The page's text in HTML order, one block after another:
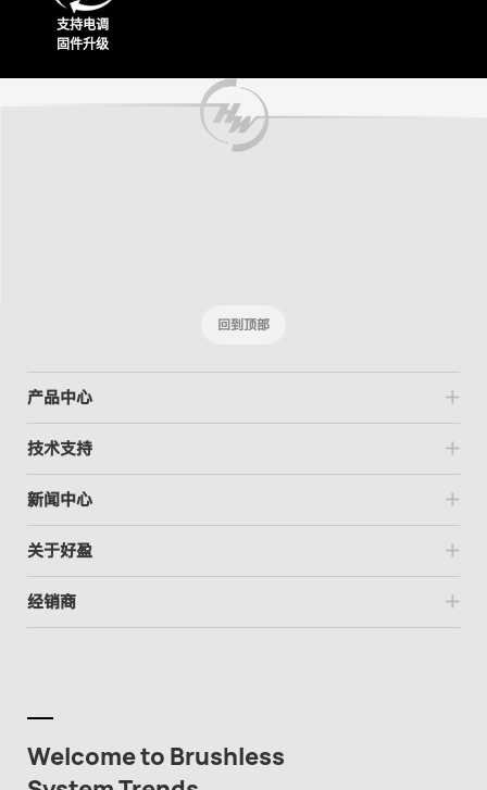
支持电调
固件升级
回到顶部
产品中心
技术支持
新闻中心
关于好盈
经销商
Welcome to Brushless